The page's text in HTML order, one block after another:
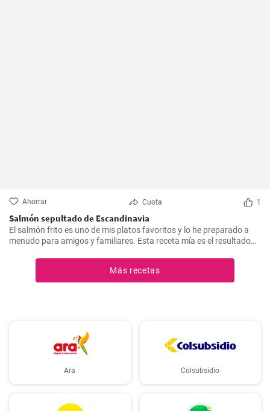
Ahorrar Cuota 1
Salmón sepultado de Escandinavia
El salmón frito es uno de mis platos favoritos y lo he preparado a
menudo para amigos y familiares. Esta receta mía es el resultado
que es increíblemente fácil de hacer y, a la vez, tan sabrosa e
impresionante. Un trozo de filete de salmón fresco se marina en un
encurtido picante y está listo para servir al cabo de dos días.
Más recetas
Ara Colsubsidio